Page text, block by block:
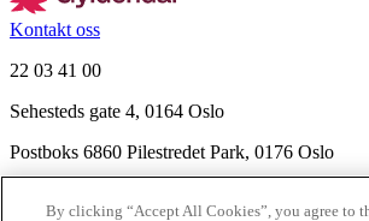
Kontakt oss
22 03 41 00
Sehesteds gate 4, 0164 Oslo
Postboks 6860 Pilestredet Park, 0176 Oslo
By clicking “Accept All Cookies”, you agree to